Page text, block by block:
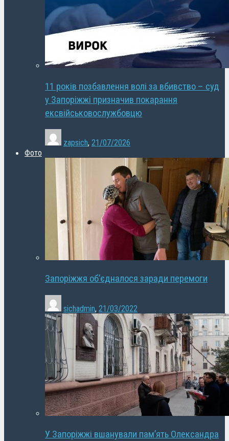
11 років позбавлення волі за вбивство – суд
у Запоріжжі призначив покарання
ексвійськовослужбовцю
zapsich, 21/07/2026
Фото
Запоріжжя об’єдналося заради перемоги
sichadmin, 21/03/2022
У Запоріжжі вшанували пам’ять Олександра